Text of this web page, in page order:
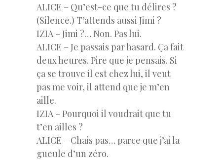
ALICE – Qu’est-ce que tu délires ?
(Silence.) T’attends aussi Jimi ?
IZIA – Jimi ?… Non. Pas lui.
ALICE – Je passais par hasard. Ça fait
deux heures. Pire que je pensais. Si
ça se trouve il est chez lui, il veut
pas me voir, il attend que je m’en
aille.
IZIA – Pourquoi il voudrait que tu
t’en ailles ?
ALICE – Chais pas… parce que j’ai la
gueule d’un zéro.